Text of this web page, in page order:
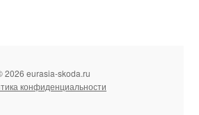
2026 eurasia-skoda.ru
конфиденциальности